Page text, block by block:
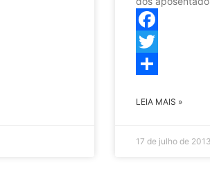
Facebook
Twitter
LEIA MAIS »
17 de julho de 2013